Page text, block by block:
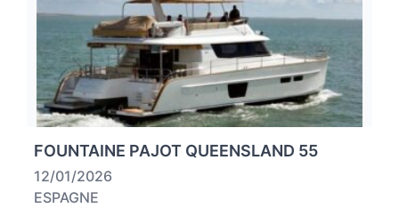
FOUNTAINE PAJOT QUEENSLAND 55
12/01/2026
ESPAGNE